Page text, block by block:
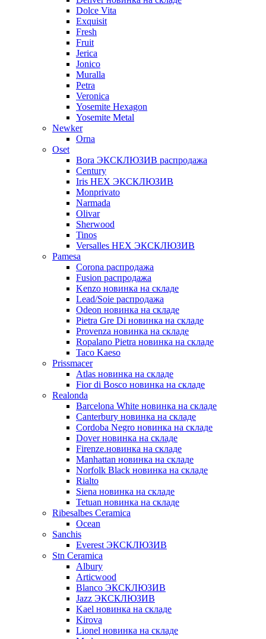
Dolce Vita
Exquisit
Fresh
Fruit
Jerica
Jonico
Muralla
Petra
Veroniсa
Yosemite Hexagon
Yosemite Metal
Newker
Orna
Oset
Bora ЭКСКЛЮЗИВ распродажа
Century
Iris HEX ЭКСКЛЮЗИВ
Monprivato
Narmada
Olivar
Sherwood
Tinos
Versalles HEX ЭКСКЛЮЗИВ
Pamesa
Corona распродажа
Fusion распродажа
Kenzo новинка на складе
Lead/Soie распродажа
Odeon новинка на складе
Pietra Gre Di новинка на складе
Provenza новинка на складе
Ropalano Pietra новинка на складе
Taco Kaeso
Prissmacer
Atlas новинка на складе
Fior di Bosco новинка на складе
Realonda
Barсelona White новинка на складе
Canterbury новинка на складе
Cordoba Negro новинка на складе
Dover новинка на складе
Firenze.новинка на складе
Manhattan новинка на складе
Norfolk Black новинка на складе
Rialto
Siena новинка на складе
Tetuan новинка на складе
Ribesalbes Ceramica
Ocean
Sanchis
Everest ЭКСКЛЮЗИВ
Stn Ceramica
Albury
Articwood
Blanco ЭКСКЛЮЗИВ
Jazz ЭКСКЛЮЗИВ
Kael новинка на складе
Kirova
Lionel новинка на складе